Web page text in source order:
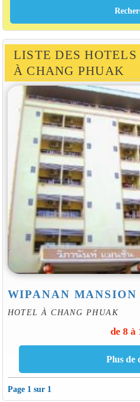
LISTE DES HOTELS
À CHANG PHUAK
WIPANAN MANSION
HOTEL À CHANG PHUAK
de 8 à
Page 1 sur 1